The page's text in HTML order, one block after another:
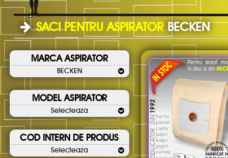
SACI PENTRU ASPIRATOR BECKEN
MARCA ASPIRATOR
BECKEN
MODEL ASPIRATOR
Selecteaza
COD INTERN DE PRODUS
Selecteaza